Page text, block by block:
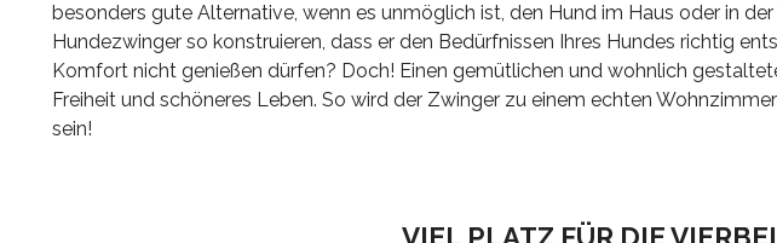
besonders gute Alternative, wenn es unmöglich ist, den Hund im Haus oder in
Hundezwinger so konstruieren, dass er den Bedürfnissen Ihres Hundes richtig
Komfort nicht genießen dürfen? Doch! Einen gemütlichen und wohnlich
Freiheit und schöneres Leben. So wird der Zwinger zu einem echten
sein!